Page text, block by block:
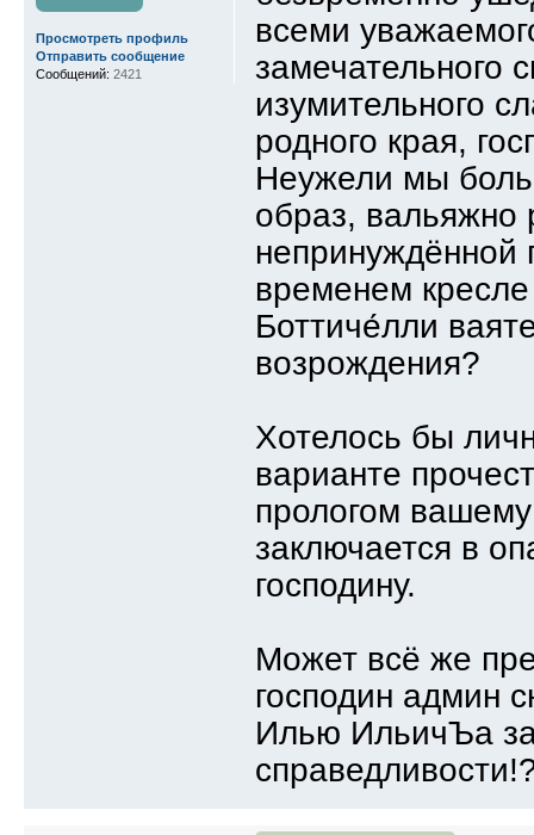
всеми
замечательного
изумительного
родного края,
Неужели мы
образ, вальяжно
непринуждённой
временем
Боттиче́лли
возрождения?
Хотелось бы
варианте
прологом
заключается в
господину.
Может всё же
господин админ
Илью ИльичЪа
Просмотреть профиль
Отправить сообщение
Сообщений: 2421